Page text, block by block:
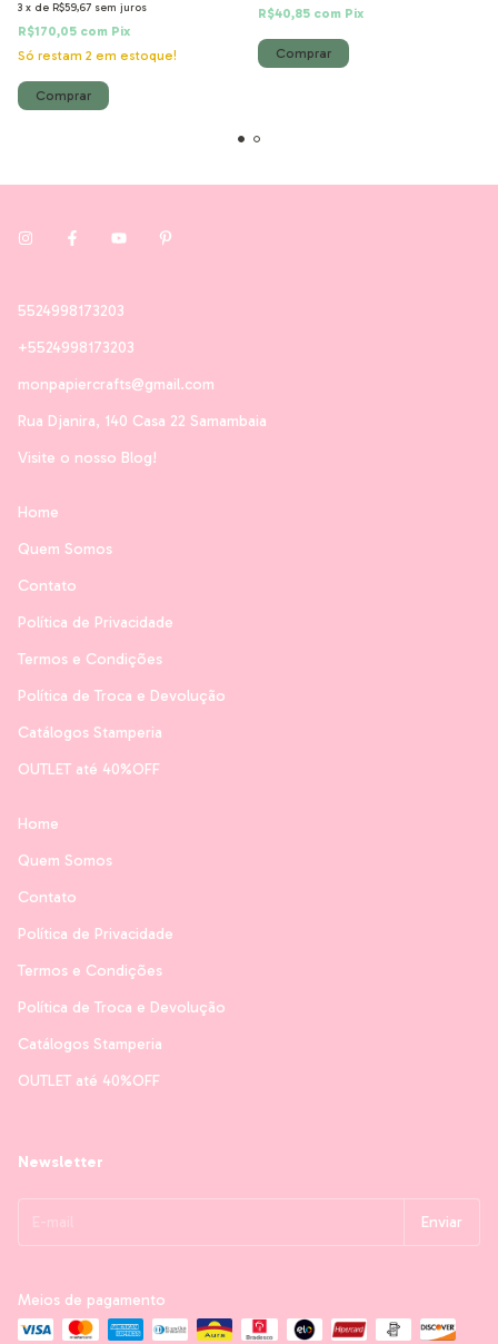
3 x de R$59,67 sem juros
R$170,05 com Pix
Só restam 2 em estoque!
R$40,85 com Pix
5524998173203
+5524998173203
monpapiercrafts@gmail.com
Rua Djanira, 140 Casa 22 Samambaia
Visite o nosso Blog!
Home
Quem Somos
Contato
Política de Privacidade
Termos e Condições
Política de Troca e Devolução
Catálogos Stamperia
OUTLET até 40%OFF
Home
Quem Somos
Contato
Política de Privacidade
Termos e Condições
Política de Troca e Devolução
Catálogos Stamperia
OUTLET até 40%OFF
Newsletter
Meios de pagamento